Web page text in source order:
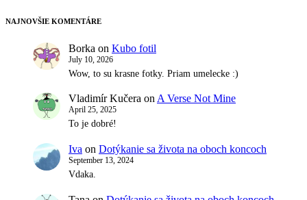
NAJNOVŠIE KOMENTÁRE
Borka on Kubo fotil
July 10, 2026
Wow, to su krasne fotky. Priam umelecke :)
Vladimír Kučera on A Verse Not Mine
April 25, 2025
To je dobré!
Iva on Dotýkanie sa života na oboch koncoch
September 13, 2024
Vdaka.